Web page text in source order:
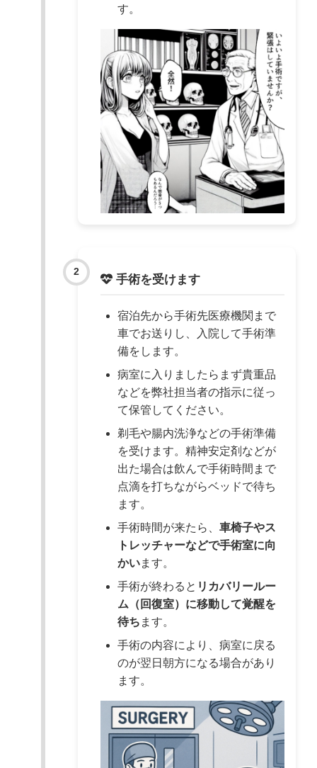
す。
手術を受けます
宿泊先から手術先医療機関まで
車でお送りし、入院して手術準
備をします。
病室に入りましたらまず貴重品
などを弊社担当者の指示に従っ
て保管してください。
剃毛や腸内洗浄などの手術準備
を受けます。精神安定剤などが
出た場合は飲んで手術時間まで
点滴を打ちながらベッドで待ち
ます。
手術時間が来たら、 車椅子やス
トレッチャーなどで手術室に向
かいます。
手術が終わると リカバリールー
ム（回復室）に移動して覚醒を
待ち ます。
手術の内容により、病室に戻る
のが翌日朝方になる場合があり
ます。